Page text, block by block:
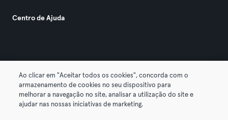
Centro de Ajuda
© 2026 Urban Sports Group GmbH. All rights reserved.
Termos & Condições Privacidade
Ao clicar em "Aceitar todos os cookies", concorda com o
armazenamento de cookies no seu dispositivo para
melhorar a navegação no site, analisar a utilização do site e
ajudar nas nossas iniciativas de marketing.